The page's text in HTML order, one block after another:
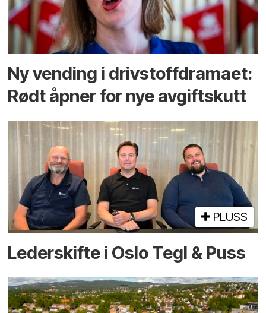
Ny vending i drivstoffdramaet:
Rødt åpner for nye avgiftskutt
PLUSS
Lederskifte i Oslo Tegl & Puss